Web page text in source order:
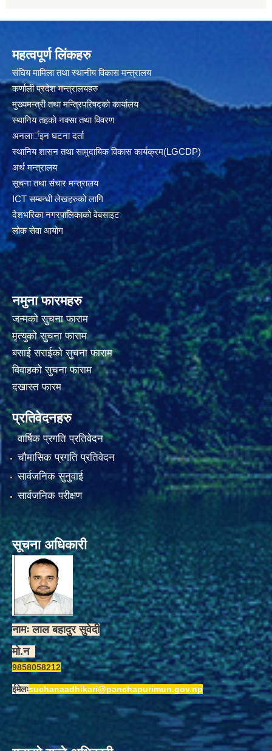
महत्वपूर्ण लिंकहरु
संघिय मामिला तथा स्थानीय विकास मन्त्रालय
कर्णाली प्रदेश मन्त्रालयहरु
मुख्यमन्त्री तथा मन्त्रिपरिषद्को कार्यालय
स्थानिय तहकाे नक्सा तथा विवरण
अनलार्इन घटना दर्ता
स्थानिय शासन तथा सामुदायिक विकास कार्यक्रम(LGCDP)
अर्थ मन्त्रालय
सूचना तथा संचार मन्त्रालय
ICT सम्बन्धी लेखहरुको लागि
देशभरिका नगरपालिकाको वेबसाइट
लोक सेवा आयोग
नमुना फारमहरु
जन्मको सुचना फाराम
मृत्युको सुचना फाराम
बसाई सराईको सुचना फाराम
विवाहको सुचना फाराम
दखास्त फारम
प्रतिवेदनहरु
वार्षिक प्रगति प्रतिवेदन
चौमासिक प्रगति प्रतिवेदन
सार्वजनिक सुनुवाई
सार्वजनिक परीक्षण
सूचना अधिकारी
नामः लाल बहादुर सुवेदी
मो.न
9858058212
ईमेलःsuchanaadhikari@panchapurimun.gov.np